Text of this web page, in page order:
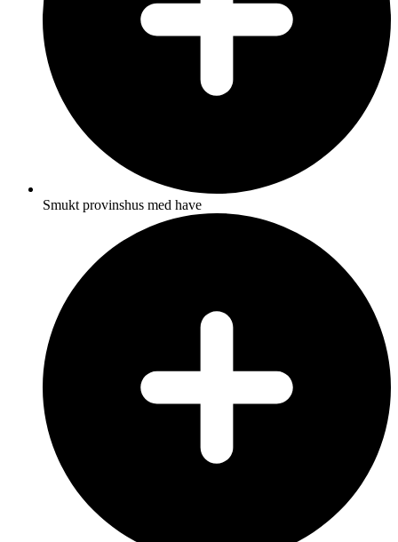
Smukt provinshus med have